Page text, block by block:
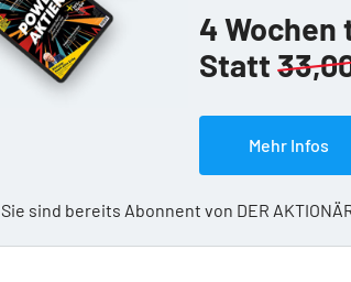
4 Wochen
Statt
Mehr Infos
Sie sind bereits Abonnent von DER